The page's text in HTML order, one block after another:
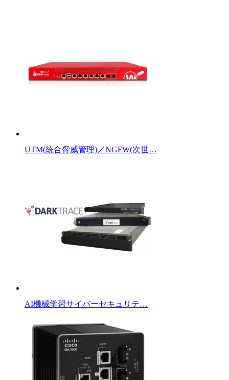
UTM(統合脅威管理)／NGFW(次世…
AI機械学習サイバーセキュリテ…